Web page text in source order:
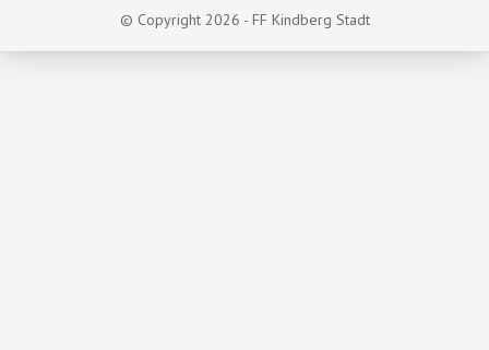
© Copyright 2026 - FF Kindberg Stadt